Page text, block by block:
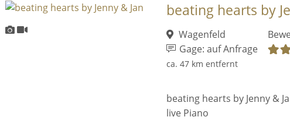
beating hearts by
Wagenfeld
Gage: auf Anfrage
ca. 47 km entfernt
beating hearts by Jenny &
live Piano